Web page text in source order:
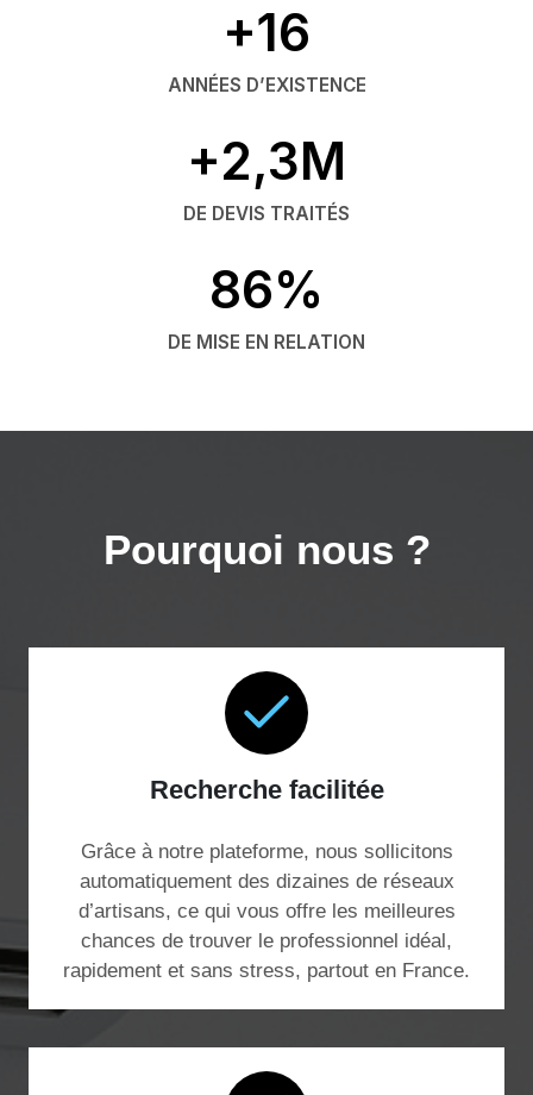
+16
ANNÉES D’EXISTENCE
+2,3M
DE DEVIS TRAITÉS
86%
DE MISE EN RELATION
Pourquoi nous ?
Recherche facilitée
Grâce à notre plateforme, nous sollicitons
automatiquement des dizaines de réseaux
d’artisans, ce qui vous offre les meilleures
chances de trouver le professionnel idéal,
rapidement et sans stress, partout en France.